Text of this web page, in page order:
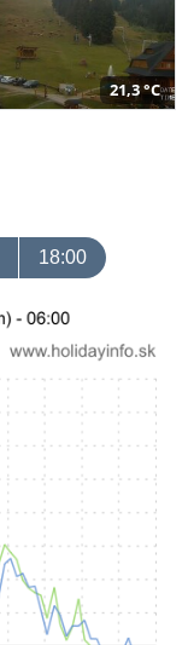
21,3 °C
18:00